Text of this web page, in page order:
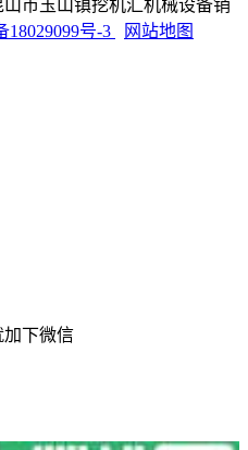
市玉山镇挖机汇机械设备销
18029099号-3 网站地图
加下微信